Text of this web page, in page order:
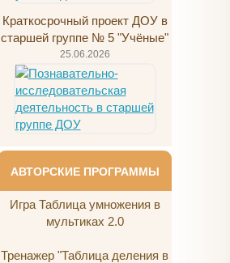
Краткосрочный проект ДОУ в
старшей группе № 5 "Учёные"
25.06.2026
АВТОРСКИЕ ПРОГРАММЫ
Игра Таблица умножения в
мультиках 2.0
Тренажер "Таблица деления в